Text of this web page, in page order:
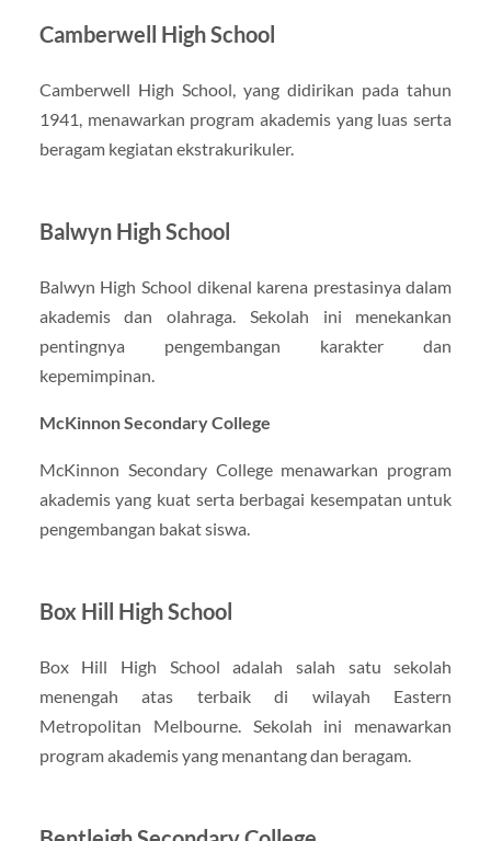
Camberwell High School
Camberwell High School, yang didirikan pada tahun
1941, menawarkan program akademis yang luas serta
beragam kegiatan ekstrakurikuler.
Balwyn High School
Balwyn High School dikenal karena prestasinya dalam
akademis dan olahraga. Sekolah ini menekankan
pentingnya pengembangan karakter dan
kepemimpinan.
McKinnon Secondary College
McKinnon Secondary College menawarkan program
akademis yang kuat serta berbagai kesempatan untuk
pengembangan bakat siswa.
Box Hill High School
Box Hill High School adalah salah satu sekolah
menengah atas terbaik di wilayah Eastern
Metropolitan Melbourne. Sekolah ini menawarkan
program akademis yang menantang dan beragam.